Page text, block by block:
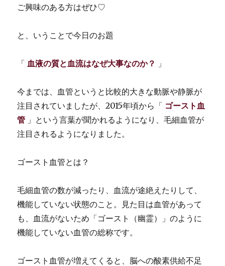
ご興味のある方はぜひ♡
と、いうことで今日のお題
「 血液の質と血流はなぜ大事なのか？ 」
今までは、血管というと比較的大きな動脈や静脈が
注目されていましたが、2015年頃から「 ゴースト血
管 」という言葉が聞かれるようになり、毛細血管が
注目されるようになりました。
ゴースト血管とは？
毛細血管の数が減ったり、血流が途絶えたりして、
機能していない状態のこと。見た目は血管があって
も、血流がないため「ゴースト（幽霊）」のように
機能していない血管の総称です。
ゴースト血管が増えてくると、脳への酸素供給不足